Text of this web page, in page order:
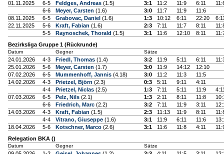
01.11.2025
6-5 Feldges, Andreas (1.5) 3:1 11:2 11:9 6:11
6-6
Meyer, Carsten (1.6) 3:0 11:7 11:9
11:6
08.11.2025
6-5 Grabovac, Daniel (1.6) 1:3 10:12 6:11 22:20
22.11.2025
5-6 Kraft, Fabian (1.6) 2:3 7:11 11:7 8:11
5-5
Raynoschek, Thorald (1.5) 3:1 11:6 12:10 8:11
Bezirksliga Gruppe 1 (Rückrunde)
Datum Gegner Sätze
24.01.2026 4-3 Friedl, Thomas (1.4) 3:2 11:9 5:11 6:11
25.01.2026
5-6 Meyer, Carsten (1.7) 3:0 11:9 14:12
12:10
07.02.2026
6-5 Mummenhoff, Jannis (4.18) 3:0 11:2 11:3
11:5
14.02.2026
4-3 Prietzel, Björn (2.3) 0:3 5:11 9:11
4:11
4-4
Prietzel, Niclas (2.5) 1:3 7:11 5:11 11:9
07.03.2026
6-5 Pelz, Nils (2.1) 1:3 2:11 8:11 11:8
6-6
Friedrich, Marc (2.2) 3:2 7:11 11:9 3:11
14.03.2026
4-3 Kraft, Fabian (1.5) 2:3 11:13 11:9 8:11
4-4
Vitrano, Giuseppe (1.6) 3:1 11:9 6:11 11:6
18.04.2026
5-6 Kotschner, Marco (2.6) 3:1 11:6 11:8 4:11
Relegation BKA ()
Datum Gegner Sätze